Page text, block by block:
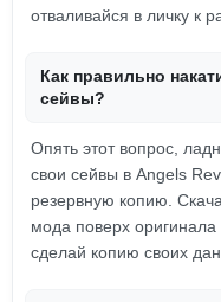
отваливайся в личку к
Как правильно
сейвы?
Опять этот вопрос,
свои сейвы в Angels
резервную копию.
мода поверх
сделай копию своих